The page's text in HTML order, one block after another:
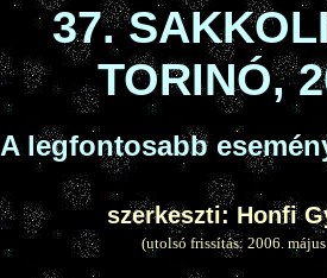
37.
TORINÓ,
A legfontosabb
szerkeszti: Honfi
(utolsó frissítás: 2006.